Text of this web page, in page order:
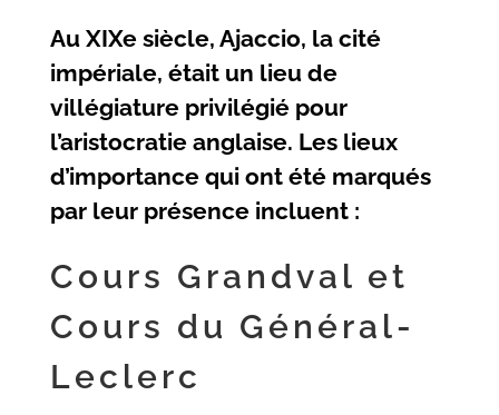
Au XIXe siècle, Ajaccio, la cité
impériale, était un lieu de
villégiature privilégié pour
l’aristocratie anglaise. Les lieux
d’importance qui ont été marqués
par leur présence incluent :
Cours Grandval et
Cours du Général-
Leclerc